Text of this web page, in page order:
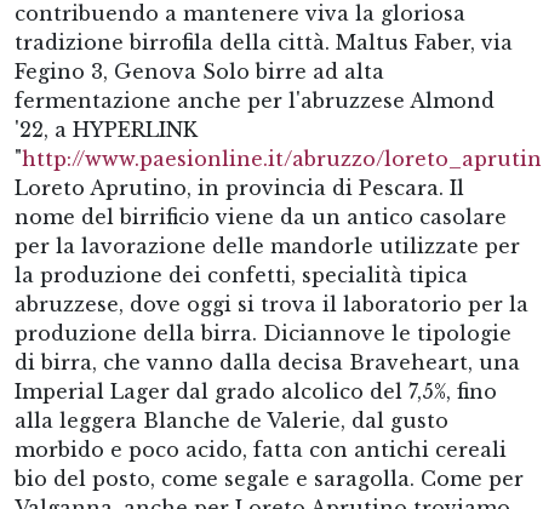
contribuendo a mantenere viva la gloriosa
tradizione birrofila della città. Maltus Faber, via
Fegino 3, Genova Solo birre ad alta
fermentazione anche per l'abruzzese Almond
'22, a HYPERLINK
"http://www.paesionline.it/abruzzo/
Loreto Aprutino, in provincia di Pescara. Il
nome del birrificio viene da un antico casolare
per la lavorazione delle mandorle utilizzate per
la produzione dei confetti, specialità tipica
abruzzese, dove oggi si trova il laboratorio per la
produzione della birra. Diciannove le tipologie
di birra, che vanno dalla decisa Braveheart, una
Imperial Lager dal grado alcolico del 7,5%, fino
alla leggera Blanche de Valerie, dal gusto
morbido e poco acido, fatta con antichi cereali
bio del posto, come segale e saragolla. Come per